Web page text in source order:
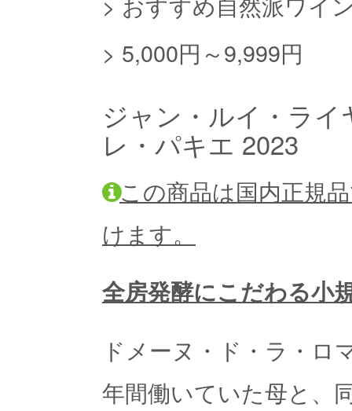
> 5,000円～9,999円
ジャン・ルイ・ラ
レ・パキエ 2023
この商品は国内正規
けます。
全房発酵にこだわる小
ドメーヌ・ド・ラ・ロ
年間働いていた母と、